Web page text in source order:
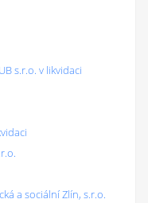
s.r.o. v likvidaci
a sociální Zlín, s.r.o.